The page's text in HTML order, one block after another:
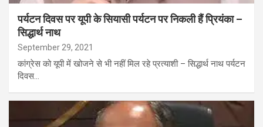
पर्यटन दिवस पर यूपी के सियासी पर्यटन पर निकली हैं प्रियंका –
सिद्धार्थ नाथ
September 29, 2021
कांग्रेस को यूपी में खोजने से भी नहीं मिल रहे प्रत्‍याशी – सिद्धार्थ नाथ पर्यटन
दिवस…